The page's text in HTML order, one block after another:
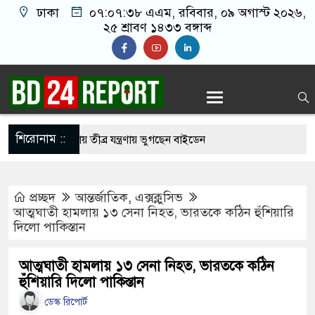
ঢাকা ০৭:০৭:৩৯ এএম, রবিবার, ০৯ অগাস্ট ২০২৬,
২৫ শ্রাবণ ১৪৩৩ বঙ্গাব্দ
শিরোনাম ::
ছড়িয়ে পড়ায় তীব্র যন্ত্রণায় ভুগছেন বাইডেন
লাইফের পার্ট: শাকিব খান
পতাকায় সাকিবের অটোগ্রাফ, ভাইরাল নেট
প্রচ্ছদ আন্তর্জাতিক, এক্সক্লুসিভ
আত্মঘাতী হামলায় ১৩ সেনা নিহত, ভারতকে কঠিন হুঁশিয়ারি
দিলো পাকিস্তান
আত্মঘাতী হামলায় ১৩ সেনা নিহত, ভারতকে কঠিন
হুঁশিয়ারি দিলো পাকিস্তান
ডেস্ক রিপোর্ট